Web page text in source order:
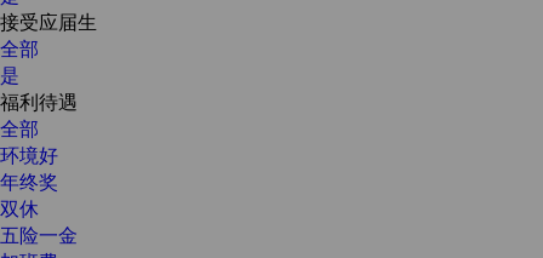
接受应届生
全部
是
福利待遇
全部
环境好
年终奖
双休
五险一金